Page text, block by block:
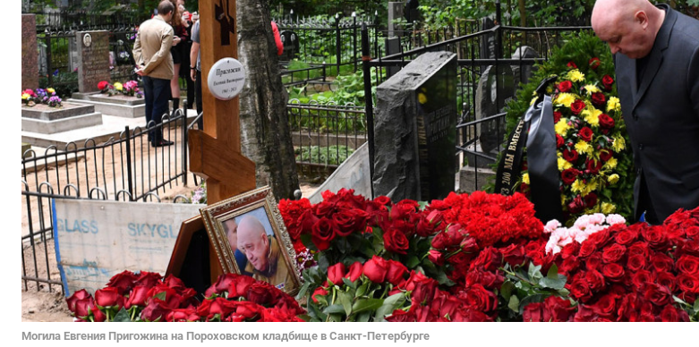
Могила Евгения Пригожина на Пороховском кладбище в Санкт-Петербурге